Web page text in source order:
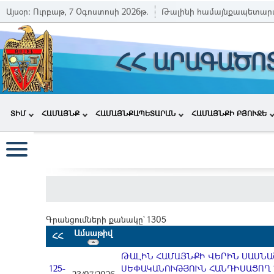
Այսօր: Ուրբաթ, 7 Օգոստոսի 2026թ. Թալինի
ՀՀ
ՏԻՄ ՀԱՄԱՅՆՔ ՀԱՄԱՅՆՔԱՊԵՏԱՐԱՆ ՀԱՄԱՅՆՔԻ ԲՅՈՒՋԵ
Գրանցումների քանակը` 1305
ՀՀ
Ամսաթիվ
125-
ԹԱԼԻՆ ՀԱՄԱՅՆՔԻ ՎԵՐԻՆ
ՍԵՓԱԿԱՆՈՒԹՅՈՒՆ ՀԱՆԴԻՍԱՑՈՂ